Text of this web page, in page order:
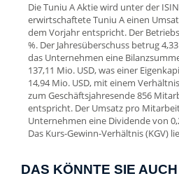
Die Tuniu A Aktie wird unter der
erwirtschaftete Tuniu A einen
dem Vorjahr entspricht. Der
%. Der Jahresüberschuss betrug
das Unternehmen eine
137,11 Mio. USD, was einer
14,94 Mio. USD, mit einem
zum Geschäftsjahresende 856
entspricht. Der Umsatz pro
Unternehmen eine Dividende von
Das Kurs-Gewinn-Verhältnis (KGV)